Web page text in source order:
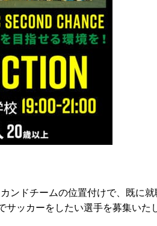
ンドチームの位置付けで、既に
ッカーをしたい選手を募集いた